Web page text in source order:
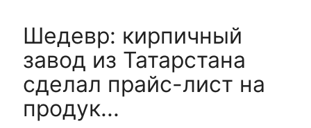
Шедевр: кирпичный
завод из Татарстана
сделал прайс-лист на
продук...